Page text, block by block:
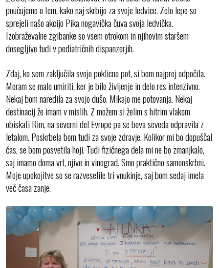
poučujemo o tem, kako naj skrbijo za svoje ledvice. Zelo lepo so
sprejeli našo akcijo Pika nogavička čuva svoja ledvička.
Izobraževalne zgibanke so vsem otrokom in njihovim staršem
dosegljive tudi v pediatričnih dispanzerjih.
Zdaj, ko sem zaključila svojo poklicno pot, si bom najprej odpočila.
Moram se malo umiriti, ker je bilo življenje in delo res intenzivno.
Nekaj bom naredila za svojo dušo. Mikajo me potovanja. Nekaj
destinacij že imam v mislih. Z možem si želim s hitrim vlakom
obiskati Rim, na severni del Evrope pa se bova seveda odpravila z
letalom. Poskrbela bom tudi za svoje zdravje. Kolikor mi bo dopuščal
čas, se bom posvetila hoji. Tudi fizičnega dela mi ne bo zmanjkalo,
saj imamo doma vrt, njive in vinograd. Smo praktično samooskrbni.
Moje upokojitve so se razveselile tri vnukinje, saj bom sedaj imela
več časa zanje.